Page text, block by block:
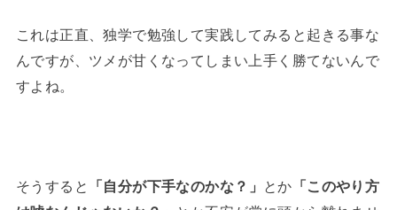
これは正直、独学で勉強して実践してみると起きる事な
んですが、ツメが甘くなってしまい上手く勝てないんで
すよね。
そうすると 「自分が下手なのかな？」 とか 「このやり方